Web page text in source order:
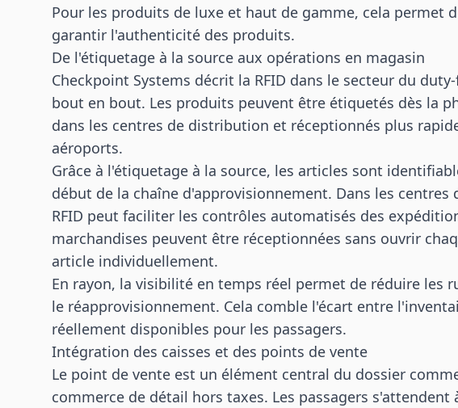
Pour les produits de luxe et haut de gamme, cela permet
garantir l'authenticité des produits.
De l'étiquetage à la source aux opérations en magasin
Checkpoint Systems décrit la RFID dans le secteur du
bout en bout. Les produits peuvent être étiquetés dès la
dans les centres de distribution et réceptionnés plus
aéroports.
Grâce à l'étiquetage à la source, les articles sont
début de la chaîne d'approvisionnement. Dans les
RFID peut faciliter les contrôles automatisés des
marchandises peuvent être réceptionnées sans ouvrir
article individuellement.
En rayon, la visibilité en temps réel permet de réduire les
le réapprovisionnement. Cela comble l'écart entre
réellement disponibles pour les passagers.
Intégration des caisses et des points de vente
Le point de vente est un élément central du dossier
commerce de détail hors taxes. Les passagers s'attendent